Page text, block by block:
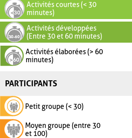
Activités courtes (< 30
minutes)
Activités développées
(Entre 30 et 60 minutes)
Activités élaborées (> 60
minutes)
PARTICIPANTS
Petit groupe (< 30)
Moyen groupe (entre 30
et 100)